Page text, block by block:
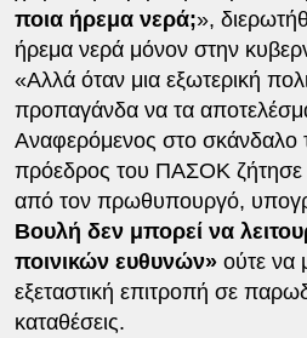
ποια ήρεμα νερά;»,
ήρεμα νερά μόνον στην
«Αλλά όταν μια εξωτερική
προπαγάνδα να τα
Αναφερόμενος στο σκάνδαλο
πρόεδρος του ΠΑΣΟΚ ζήτησε
από τον πρωθυπουργό,
Βουλή δεν μπορεί να
ποινικών ευθυνών» ούτε να
εξεταστική επιτροπή σε
καταθέσεις.